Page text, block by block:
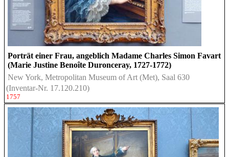
Porträt einer Frau, angeblich Madame Charles Simon Favart
(Marie Justine Benoîte Duronceray, 1727-1772)
New York, Metropolitan Museum of Art (Met), Saal 630
(Inventar-Nr. 17.120.210)
1757